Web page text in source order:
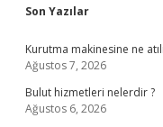
Sidebar
Son Yazılar
Kurutma makinesine ne
Ağustos 7, 2026
Bulut hizmetleri nelerdir ?
Ağustos 6, 2026